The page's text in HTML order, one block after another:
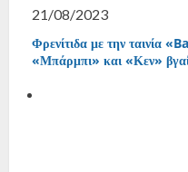
21/08/2023
Φρενίτιδα με την ταινία
«Μπάρμπι» και «Κεν»